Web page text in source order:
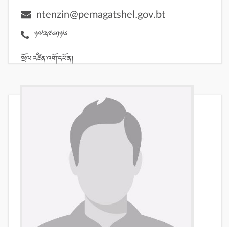
ntenzin@pemagatshel.gov.bt
17296116
སྲོལ་འཛིན་འགོ་དཔོན།